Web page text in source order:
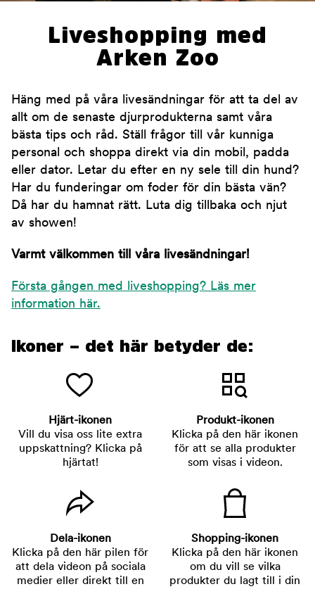
Liveshopping med
Arken Zoo
Häng med på våra livesändningar för att ta del av
allt om de senaste djurprodukterna samt våra
bästa tips och råd. Ställ frågor till vår kunniga
personal och shoppa direkt via din mobil, padda
eller dator. Letar du efter en ny sele till din hund?
Har du funderingar om foder för din bästa vän?
Då har du hamnat rätt. Luta dig tillbaka och njut
av showen!
Varmt välkommen till våra livesändningar!
Första gången med liveshopping? Läs mer
information här.
Ikoner – det här betyder de:
Hjärt-ikonen
Vill du visa oss lite extra
uppskattning? Klicka på
hjärtat!
Produkt-ikonen
Klicka på den här ikonen
för att se alla produkter
som visas i videon.
Dela-ikonen
Klicka på den här pilen för
att dela videon på sociala
medier eller direkt till en
Shopping-ikonen
Klicka på den här ikonen
om du vill se vilka
produkter du lagt till i din